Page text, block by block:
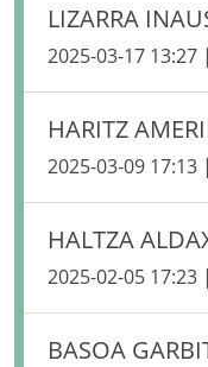
LIZARRA
2025-03-17 13:27
HARITZ
2025-03-09 17:13
HALTZA
2025-02-05 17:23
BASOA